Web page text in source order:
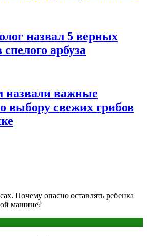
назвал 5 верных
арбуза
назвали важные
выбору свежих грибов
Почему опасно оставлять ребенка
машине?